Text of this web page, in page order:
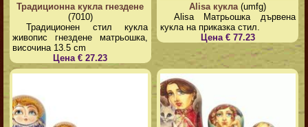
Традиционна кукла гнездене
(7010)
Традиционен стил кукла
живопис гнездене матрьошка,
височина 13.5 cm
Цена € 27.23
Alisa кукла (umfg)
Alisa Матрьошка дървена
кукла на приказка стил.
Цена € 77.23